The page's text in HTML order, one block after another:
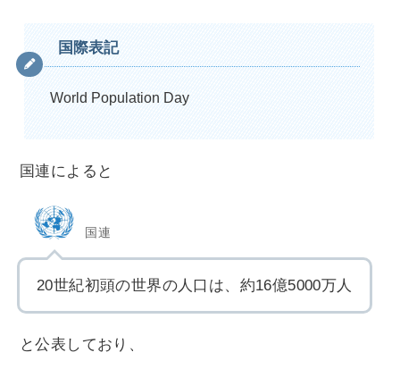
国際表記
World Population Day
国連によると
国連
20世紀初頭の世界の人口は、約16億5000万人
と公表しており、